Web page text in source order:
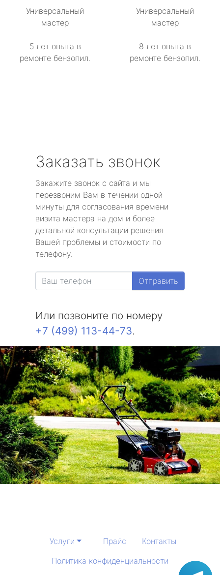
Универсальный
мастер
5 лет опыта в
ремонте бензопил.
Универсальный
мастер
8 лет опыта в
ремонте бензопил.
Заказать звонок
Закажите звонок с сайта и мы
перезвоним Вам в течении одной
минуты для согласования времени
визита мастера на дом и более
детальной консультации решения
Вашей проблемы и стоимости по
телефону.
Отправить
Или позвоните по номеру
+7 (499) 113-44-73.
Услуги Прайс
Контакты
Политика конфиденциальности